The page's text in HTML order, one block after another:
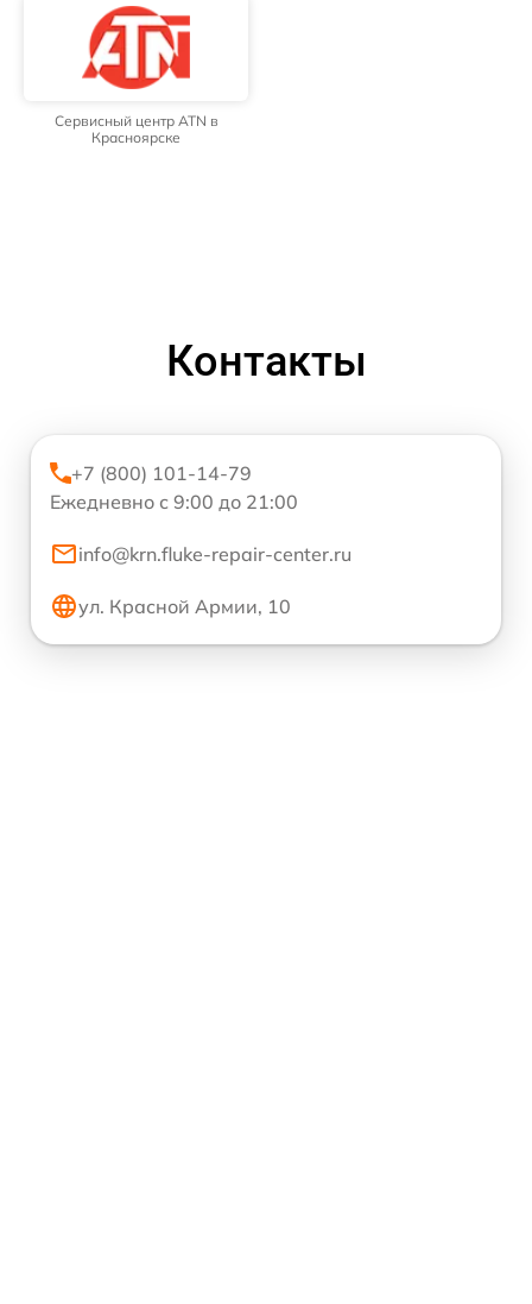
Сервисный центр ATN в
Красноярске
Контакты
+7 (800) 101-14-79
Ежедневно с 9:00 до 21:00
info@krn.fluke-repair-center.ru
ул. Красной Армии, 10